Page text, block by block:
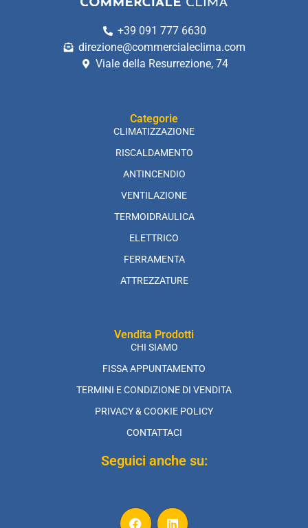
+39 091 777 6630
direzione@commercialeclima.com
Viale della Resurrezione, 74
Categorie
CLIMATIZZAZIONE
RISCALDAMENTO
ANTINCENDIO
VENTILAZIONE
TERMOIDRAULICA
ELETTRICO
FERRAMENTA
ATTREZZATURE
Vendita Prodotti
CHI SIAMO
FISSA APPUNTAMENTO
TERMINI E CONDIZIONE DI VENDITA
PRIVACY & COOKIE POLICY
CONTATTACI
Seguici anche su: